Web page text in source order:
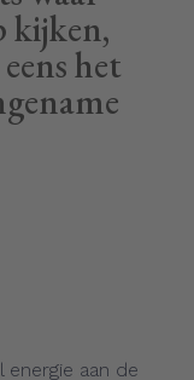
kijken,
het
energie aan de